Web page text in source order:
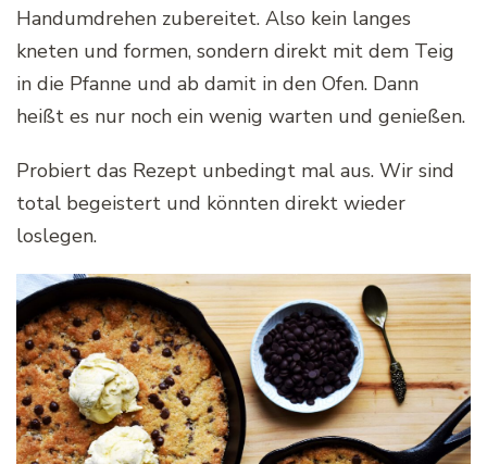
Handumdrehen zubereitet. Also kein langes
kneten und formen, sondern direkt mit dem Teig
in die Pfanne und ab damit in den Ofen. Dann
heißt es nur noch ein wenig warten und genießen.
Probiert das Rezept unbedingt mal aus. Wir sind
total begeistert und könnten direkt wieder
loslegen.